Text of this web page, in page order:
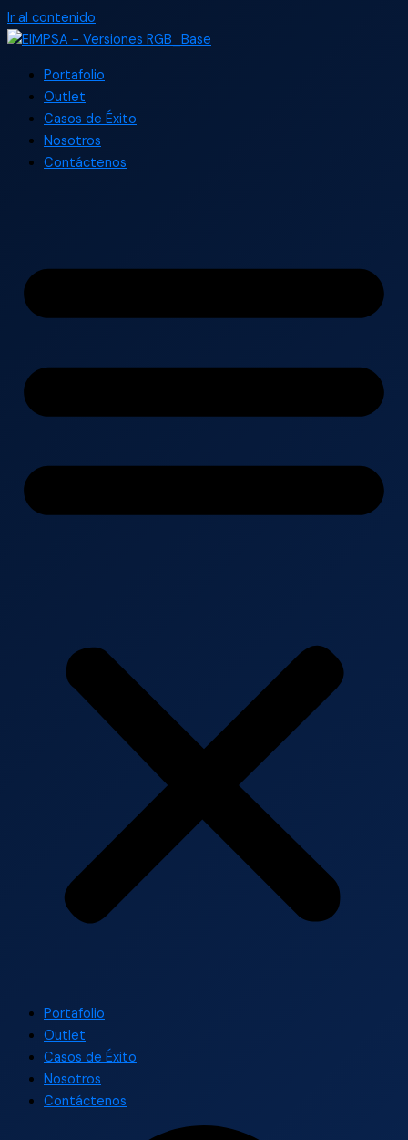
Ir al contenido
Portafolio
Outlet
Casos de Éxito
Nosotros
Contáctenos
Portafolio
Outlet
Casos de Éxito
Nosotros
Contáctenos